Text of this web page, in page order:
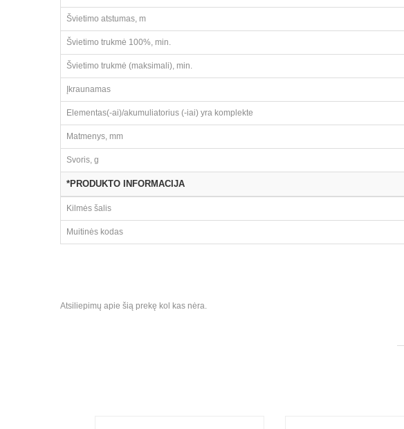
Švietimo atstumas, m
Švietimo trukmė 100%, min.
Švietimo trukmė (maksimali), min.
Įkraunamas
Elementas(-ai)/akumuliatorius (-iai) yra komplekte
Matmenys, mm
Svoris, g
*PRODUKTO INFORMACIJA
Kilmės šalis
Muitinės kodas
Atsiliepimų apie šią prekę kol kas nėra.